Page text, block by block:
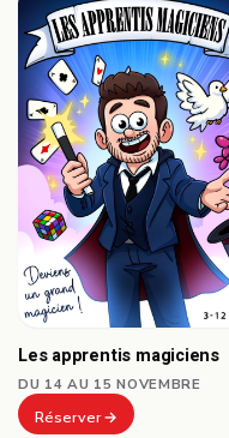
Les apprentis magiciens
DU 14 AU 15 NOVEMBRE
Réserver